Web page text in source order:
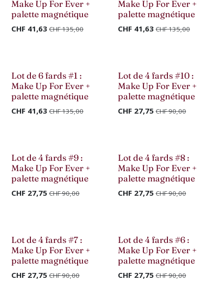
Make Up For Ever +
palette magnétique
CHF 41,63 CHF135,00
Make Up For Ever +
palette magnétique
CHF 41,63 CHF135,00
Déstockage
Lot de 6 fards #1 :
Make Up For Ever +
palette magnétique
CHF 41,63 CHF135,00
Déstockage
Lot de 4 fards #10 :
Make Up For Ever +
palette magnétique
CHF 27,75 CHF90,00
Déstockage
Lot de 4 fards #9 :
Make Up For Ever +
palette magnétique
CHF 27,75 CHF90,00
Déstockage
Lot de 4 fards #8 :
Make Up For Ever +
palette magnétique
CHF 27,75 CHF90,00
Déstockage
Lot de 4 fards #7 :
Make Up For Ever +
palette magnétique
CHF 27,75 CHF90,00
Déstockage
Lot de 4 fards #6 :
Make Up For Ever +
palette magnétique
CHF 27,75 CHF90,00